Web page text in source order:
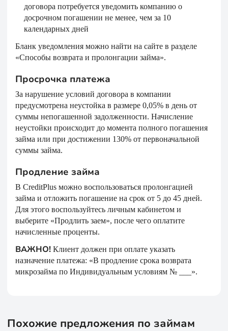
договора потребуется уведомить компанию о
досрочном погашении не менее, чем за 10
календарных дней
Бланк уведомления можно найти на сайте в разделе
«Способы возврата и пролонгации займа».
Просрочка платежа
За нарушение условий договора в компании
предусмотрена неустойка в размере 0,05% в день от
суммы непогашенной задолженности. Начисление
неустойки происходит до момента полного погашения
займа или при достижении 130% от первоначальной
суммы займа.
Продление займа
В CreditPlus можно воспользоваться пролонгацией
займа и отложить погашение на срок от 5 до 45 дней.
Для этого воспользуйтесь личным кабинетом и
выберите «Продлить заем», после чего оплатите
начисленные проценты.
ВАЖНО! Клиент должен при оплате указать
назначение платежа: «В продление срока возврата
микрозайма по Индивидуальным условиям № ___».
Похожие предложения по займам